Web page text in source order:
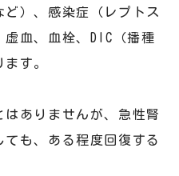
）、感染症（レプトス
虚血、血栓、DIC（播種
す。
ありませんが、急性腎
も、ある程度回復する